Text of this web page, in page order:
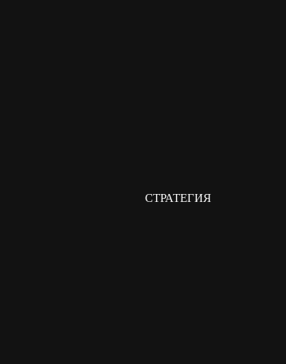
СТРАТЕГИЯ